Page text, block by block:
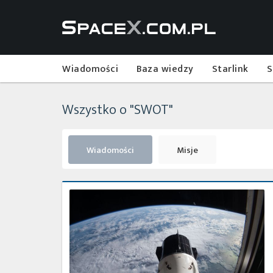
Wiadomości Baza wiedzy Starlink
Wszystko o "SWOT"
Wiadomości Misje
Najbliższe
SpaceX
–
maj
2022